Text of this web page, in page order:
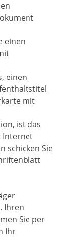
einen
einen
mit
ist das
Internet
schicken Sie
Ihren
Sie per
Ihr